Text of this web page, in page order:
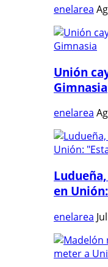
enelarea
Unión
Gimnasia
enelarea
en
enelarea